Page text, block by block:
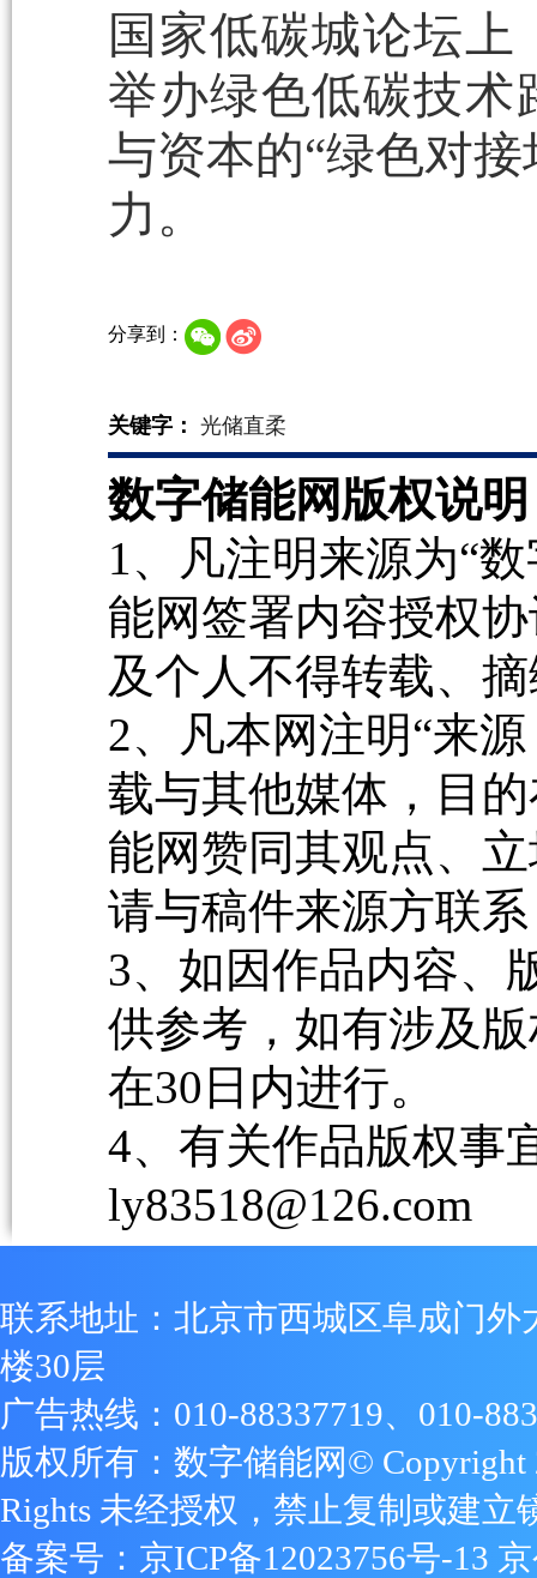
国家低碳城论坛
举办绿色低碳技术
与资本的“绿色对
力。
分享到：
关键字： 光储直柔
数字储能网版权说
1、凡注明来源为“
能网签署内容授权
及个人不得转载、
2、凡本网注明“来
载与其他媒体，目
能网赞同其观点、
请与稿件来源方联
3、如因作品内容、
供参考，如有涉及
在30日内进行。
4、有关作品版权事
ly83518@126.com
联系地址：北京市西城区阜成门外
楼30层
广告热线：010-88337719、010-
版权所有：数字储能网© Copyright
Rights 未经授权，禁止复制或建立
备案号： 京ICP备12023756号-13